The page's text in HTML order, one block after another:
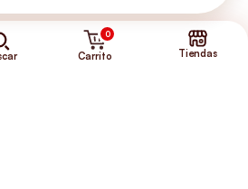
0
Carrito Tiendas